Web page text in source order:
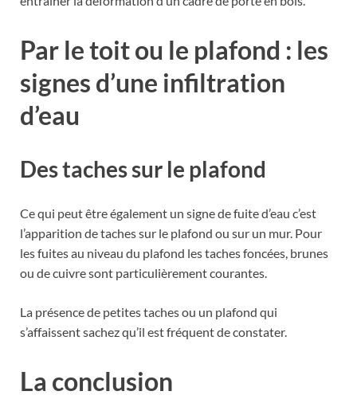
Par le toit ou le plafond : les
signes d’une infiltration
d’eau
Des taches sur le plafond
Ce qui peut être également un signe de fuite d’eau c’est
l’apparition de taches sur le plafond ou sur un mur. Pour
les fuites au niveau du plafond les taches foncées, brunes
ou de cuivre sont particulièrement courantes.
La présence de petites taches ou un plafond qui
s’affaissent sachez qu’il est fréquent de constater.
La conclusion